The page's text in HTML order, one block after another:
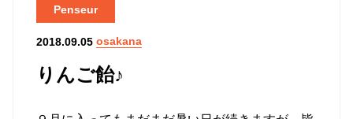
りんご飴♪
Penseur
2018.09.05 osakana